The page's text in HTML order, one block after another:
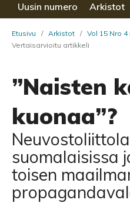
Uusin numero Arkistot
Etusivu / Arkistot / Vol 15 Nro
Vertaisarvioitu artikkeli
”Naisten
kuonaa”?
suomalaisissa
toisen